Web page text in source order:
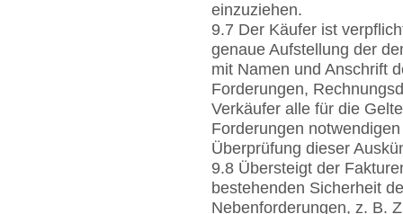
einzuziehen.
9.7 Der Käufer ist
genaue Aufstellung der
mit Namen und Anschrift
Forderungen,
Verkäufer alle für die
Forderungen
Überprüfung dieser
9.8 Übersteigt der
bestehenden Sicherheit
Nebenforderungen, z. B.